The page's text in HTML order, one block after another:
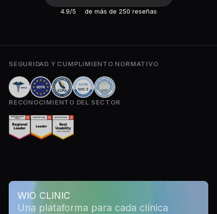
4.9/5 de más de 250 reseñas
SEGURIDAD Y CUMPLIMIENTO NORMATIVO
RECONOCIMIENTO DEL SECTOR
WIO CLINIC
Una plataforma para cada clínica